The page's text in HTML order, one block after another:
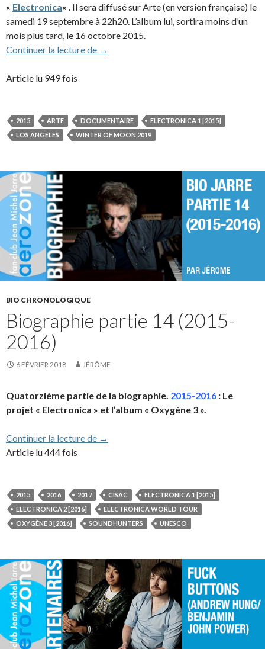
« Electronica« . Il sera diffusé sur Arte (en version française) le
samedi 19 septembre à 22h20. L’album lui, sortira moins d’un
mois plus tard, le 16 octobre 2015.
Continuer la lecture de Le 12 janvier 2019 à 00h10 sur Arte,
→
Article lu 949 fois
2015 ARTE DOCUMENTAIRE
ELECTRONICA 1 [2015]
LOS ANGELES
WINTER OF MOON 2019
BIO CHRONOLOGIQUE
Biographie partie 14 (2015-
2016)
6 FÉVRIER 2018 JÉRÔME
Quatorzième partie de la biographie. 2015-2016 : Le
projet « Electronica » et l’album « Oxygène 3 ».
Continuer la lecture de Biographie partie 14 (2015-2016)
→
Article lu 444 fois
2015 2016 2017 CISAC
ELECTRONICA 1 [2015]
ELECTRONICA 2 [2016]
ELECTRONICA WORLD TOUR
OXYGÈNE 3 [2016]
SOUNDHUNTERS UNESCO